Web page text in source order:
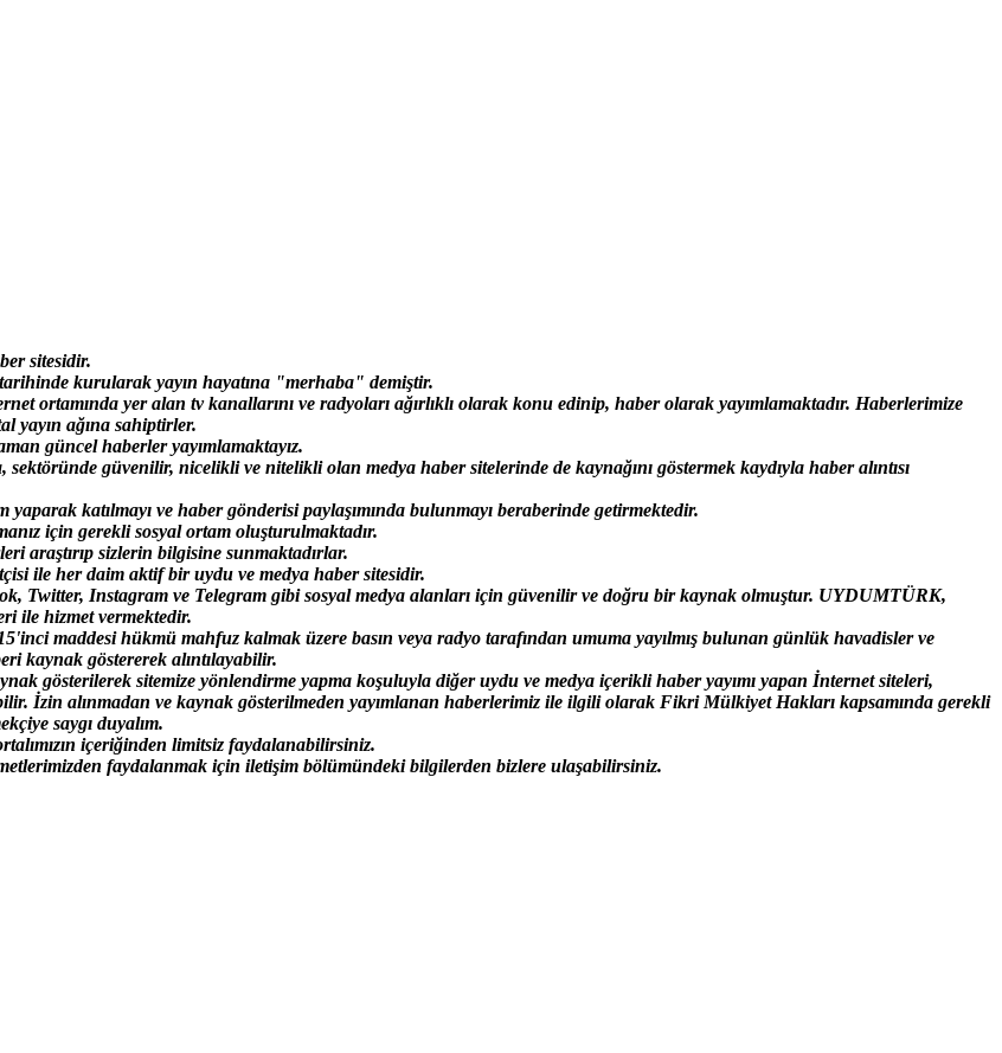
sitesidir.
kurularak yayın hayatına "merhaba" demiştir.
ortamında yer alan tv kanallarını ve radyoları ağırlıklı olarak konu edinip, haber olarak yayımlamaktadır. Haberlerimize
yayın ağına sahiptirler.
güncel haberler yayımlamaktayız.
sektöründe güvenilir, nicelikli ve nitelikli olan medya haber sitelerinde de kaynağını göstermek kaydıyla haber alıntısı
katılmayı ve haber gönderisi paylaşımında bulunmayı beraberinde getirmektedir.
için gerekli sosyal ortam oluşturulmaktadır.
araştırıp sizlerin bilgisine sunmaktadırlar.
ile her daim aktif bir uydu ve medya haber sitesidir.
Twitter, Instagram ve Telegram gibi sosyal medya alanları için güvenilir ve doğru bir kaynak olmuştur. UYDUMTÜRK,
ile hizmet vermektedir.
maddesi hükmü mahfuz kalmak üzere basın veya radyo tarafından umuma yayılmış bulunan günlük havadisler ve
kaynak göstererek alıntılayabilir.
gösterilerek sitemize yönlendirme yapma koşuluyla diğer uydu ve medya içerikli haber yayımı yapan İnternet siteleri,
İzin alınmadan ve kaynak gösterilmeden yayımlanan haberlerimiz ile ilgili olarak Fikri Mülkiyet Hakları kapsamında gerekli
saygı duyalım.
içeriğinden limitsiz faydalanabilirsiniz.
faydalanmak için iletişim bölümündeki bilgilerden bizlere ulaşabilirsiniz.